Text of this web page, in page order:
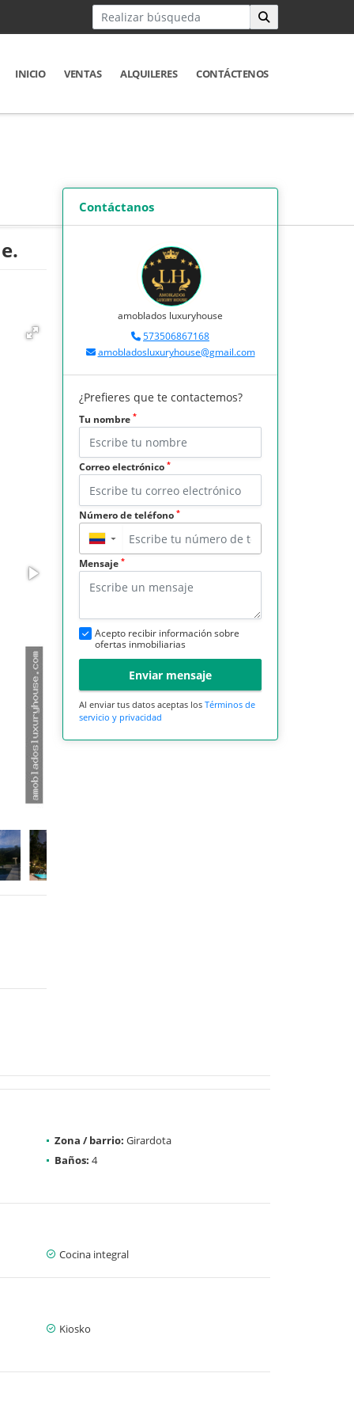
INICIO VENTAS ALQUILERES CONTÁCTENOS
Contáctanos
amoblados luxuryhouse
573506867168
amobladosluxuryhouse@gmail.com
¿Prefieres que te contactemos?
Tu nombre *
Correo electrónico *
Número de teléfono *
▼
Mensaje *
Acepto recibir información sobre
ofertas inmobiliarias
Enviar mensaje
Al enviar tus datos aceptas los Términos de
servicio y privacidad
Zona / barrio: Girardota
Baños: 4
Cocina integral
Kiosko